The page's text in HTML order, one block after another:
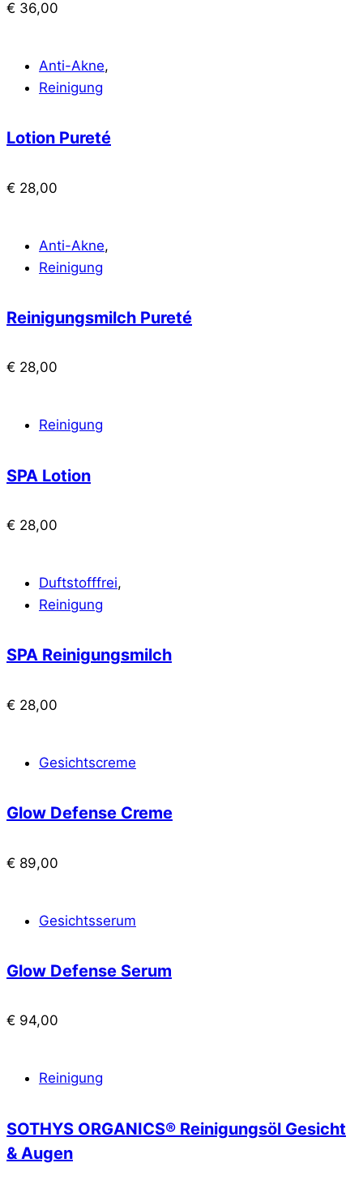
€ 36,00
Anti-Akne,
Reinigung
Lotion Pureté
€ 28,00
Anti-Akne,
Reinigung
Reinigungsmilch Pureté
€ 28,00
Reinigung
SPA Lotion
€ 28,00
Duftstofffrei,
Reinigung
SPA Reinigungsmilch
€ 28,00
Gesichtscreme
Glow Defense Creme
€ 89,00
Gesichtsserum
Glow Defense Serum
€ 94,00
Reinigung
SOTHYS ORGANICS® Reinigungsöl Gesicht
& Augen